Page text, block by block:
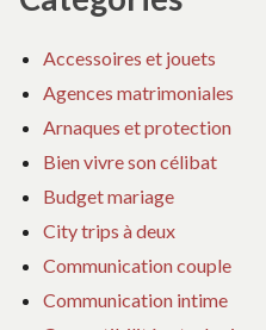
Accessoires et jouets
Agences matrimoniales
Arnaques et protection
Bien vivre son célibat
Budget mariage
City trips à deux
Communication couple
Communication intime